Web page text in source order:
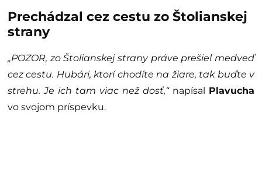
Prechádzal cez cestu zo Štolianskej
strany
„POZOR, zo Štolianskej strany práve prešiel medveď
cez cestu. Hubári, ktorí chodíte na žiare, tak buďte v
strehu. Je ich tam viac než dosť,“napísal Plavucha
vo svojom príspevku.